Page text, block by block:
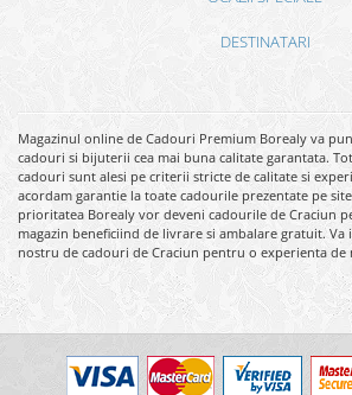
DESTINATARI
Magazinul online de Cadouri Premium Borealy va
cadouri si bijuterii cea mai buna calitate garantata.
cadouri sunt alesi pe criterii stricte de calitate si
acordam garantie la toate cadourile prezentate pe
prioritatea Borealy vor deveni cadourile de Craciun
magazin beneficiind de livrare si ambalare gratuit. Va
nostru de cadouri de Craciun pentru o experienta de